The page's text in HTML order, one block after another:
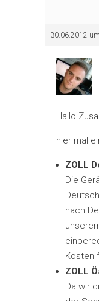
30.06.2012
Hallo
hier mal
ZOLL
Die
nach
Kosten
ZOLL
Da wir